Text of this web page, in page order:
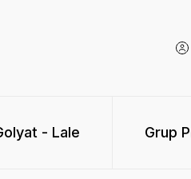
- Lale Grup